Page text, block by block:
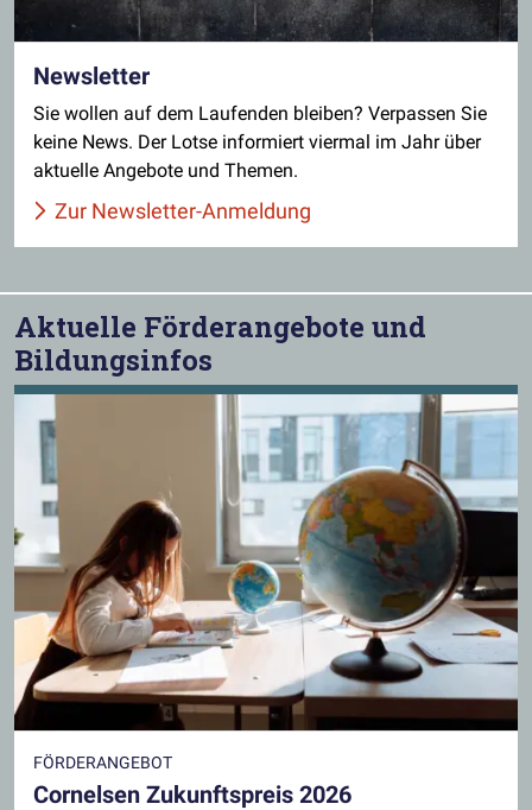
Newsletter
Sie wollen auf dem Laufenden bleiben? Verpassen Sie
keine News. Der Lotse informiert viermal im Jahr über
aktuelle Angebote und Themen.
Zur Newsletter-Anmeldung
Aktuelle Förderangebote und
Bildungsinfos
FÖRDERANGEBOT
Cornelsen Zukunftspreis 2026